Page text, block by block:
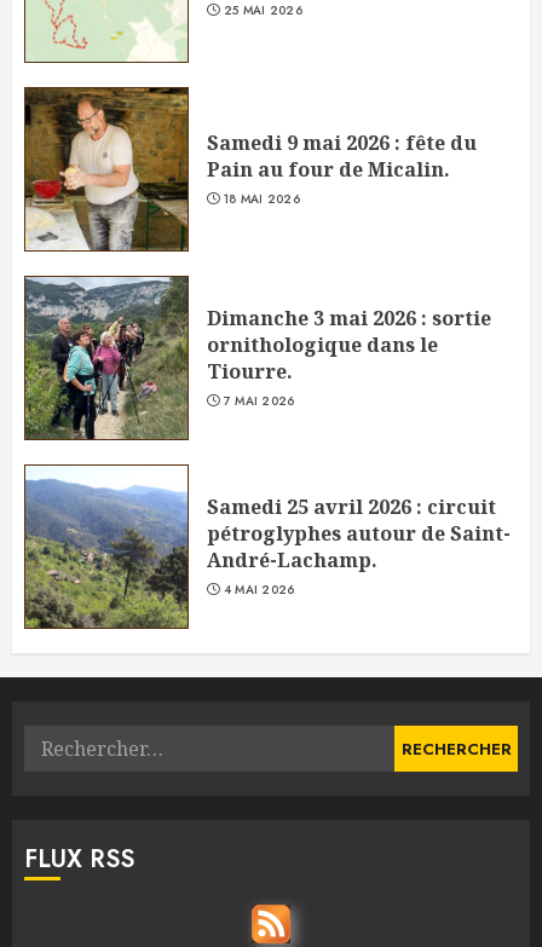
25 MAI 2026
Samedi 9 mai 2026 : fête du
Pain au four de Micalin.
18 MAI 2026
Dimanche 3 mai 2026 : sortie
ornithologique dans le
Tiourre.
7 MAI 2026
Samedi 25 avril 2026 : circuit
pétroglyphes autour de Saint-
André-Lachamp.
4 MAI 2026
Rechercher :
FLUX RSS